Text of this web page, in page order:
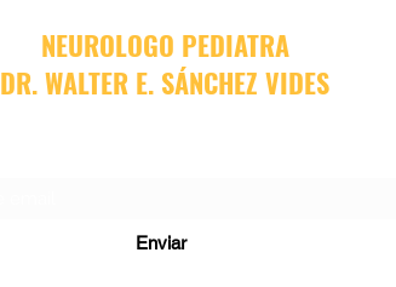
NEUROLOGO PEDIATRA
DR. WALTER E. SÁNCHEZ VIDES
Enviar